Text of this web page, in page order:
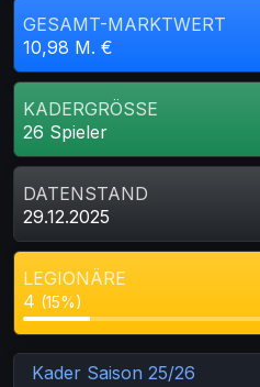
GESAMT-MARKTWERT
10,98 M. €
KADERGRÖSSE
26 Spieler
DATENSTAND
29.12.2025
LEGIONÄRE
4 (15%)
Kader Saison 25/26